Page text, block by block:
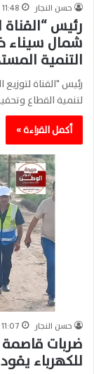
حسن النجار 11:48 م12 مايو، 2025
رئيس
شمال سيناء
التنمية
رئيس "القناة
لتنمية القطاع
أكمل القراءة »
حسن النجار 11:07 م12 مايو، 2025
ضربات قاصمة
للكهرباء